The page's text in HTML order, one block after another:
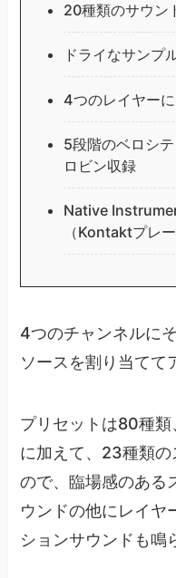
20種類のサウン
ドライなサンプ
4つのレイヤー
5段階のベロシ
ロビン収録
Native
（Kontaktプレ
4つのチャンネルに
ソースを割り当てて
プリセットは80種
に加えて、23種類
ので、臨場感のある
ウンドの他にレイヤ
ションサウンドも鳴